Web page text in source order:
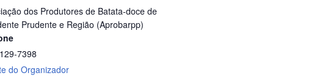
dos Produtores de Batata-doce de
Prudente e Região (Aprobarpp)
7398
do Organizador